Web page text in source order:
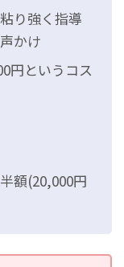
り強く指導
かけ
円というコス
額(20,000円